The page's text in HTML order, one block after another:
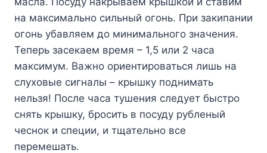
на максимально сильный огонь. При закипании
огонь убавляем до минимального значения.
Теперь засекаем время – 1,5 или 2 часа
максимум. Важно ориентироваться лишь на
слуховые сигналы – крышку поднимать
нельзя! После часа тушения следует быстро
снять крышку, бросить в посуду рубленый
чеснок и специи, и тщательно все
перемешать.